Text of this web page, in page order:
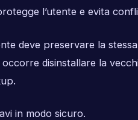
l’utente e evita
deve preservare la
disinstallare la
in modo sicuro.